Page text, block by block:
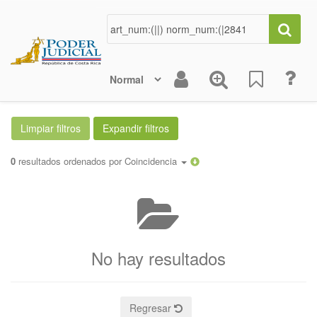
0 resultados ordenados por Coincidencia
No hay resultados
Regresar